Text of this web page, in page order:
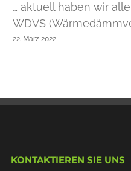
… aktuell haben wir
WDVS
22. März 2022
KONTAKTIEREN SIE UNS